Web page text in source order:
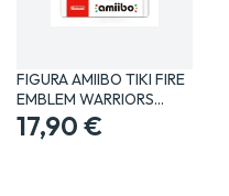
FIGURA AMIIBO TIKI FIRE
EMBLEM WARRIORS…
17,90 €